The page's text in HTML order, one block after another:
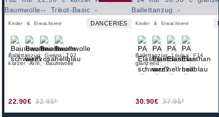
Kinder & Erwachsene DANCERIES
Ballettanzug Geena T02
kurzer Arm, Baumwolle
22.90€ 32.95*
Kinder & Erwachsene
Ballettanzug Louisa F14
glänzend
30.90€ 37.95*